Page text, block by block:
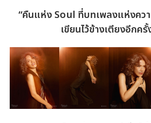
“คืนแห่ง Soul ที่บทเพลงแห่งค
เขียนไว้ข้างเตียงอีกครั้